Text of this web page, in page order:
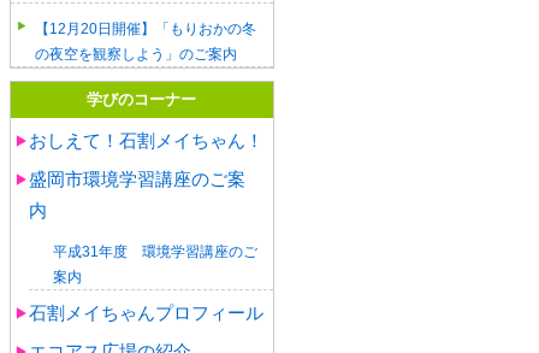
【12月20日開催】「もりおかの冬
の夜空を観察しよう」のご案内
学びのコーナー
おしえて！石割メイちゃん！
盛岡市環境学習講座のご案
内
平成31年度 環境学習講座のご
案内
石割メイちゃんプロフィール